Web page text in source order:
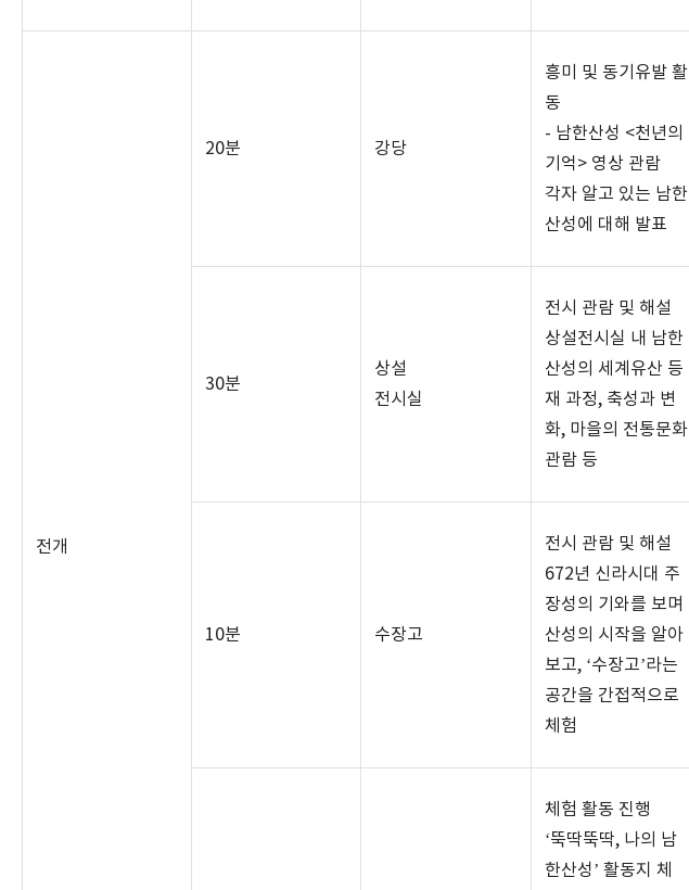
전개
20분 강당
흥미 및 동기유발 활
동
- 남한산성 <천년의
기억> 영상 관람
각자 알고 있는 남한
산성에 대해 발표
30분
상설
전시실
전시 관람 및 해설
상설전시실 내 남한
산성의 세계유산 등
재 과정, 축성과 변
화, 마을의 전통문화
관람 등
10분 수장고
전시 관람 및 해설
672년 신라시대 주
장성의 기와를 보며
산성의 시작을 알아
보고, ‘수장고’라는
공간을 간접적으로
체험
체험 활동 진행
‘뚝딱뚝딱, 나의 남
한산성’ 활동지 체